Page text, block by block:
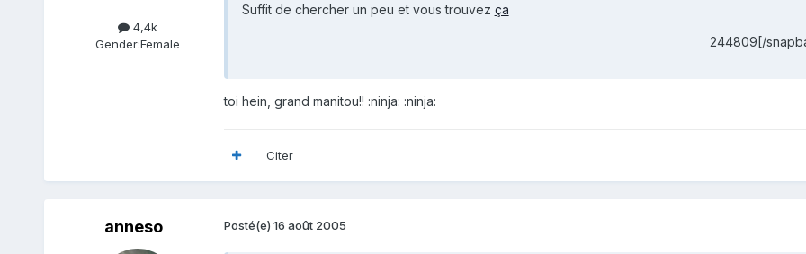
4,4k
Gender:Female
Suffit de chercher un peu et vous trouvez ça
244809[/
toi hein, grand manitou!! :ninja: :ninja:
Citer
anneso Posté(e) 16 août 2005